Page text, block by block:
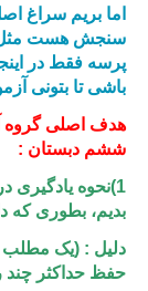
اما بریم سراغ
سنجش هست مثل
پرسه فقط در
باشی تا بتونی
هدف اصلی گروه
ششم دبستان :
1)نحوه
بدیم، بطوری
دلیل : (یک مطلب
حفظ حداکثر چند